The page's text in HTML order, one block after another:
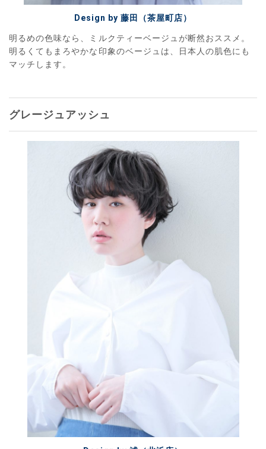
Design by 藤田（茶屋町店）
明るめの色味なら、ミルクティーベージュが断然おススメ。
明るくてもまろやかな印象のベージュは、日本人の肌色にも
マッチします。
グレージュアッシュ